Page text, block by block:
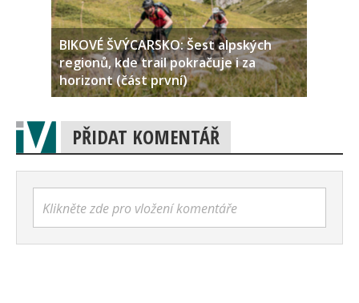
BIKOVÉ ŠVÝCARSKO: Šest alpských
regionů, kde trail pokračuje i za
horizont (část první)
PŘIDAT KOMENTÁŘ
Klikněte zde pro vložení komentáře